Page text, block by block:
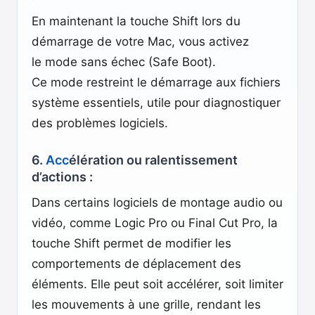
En maintenant la touche Shift lors du
démarrage de votre Mac, vous activez
le mode sans échec (Safe Boot).
Ce mode restreint le démarrage aux fichiers
système essentiels, utile pour diagnostiquer
des problèmes logiciels.
6. Accélération ou ralentissement
d’actions :
Dans certains logiciels de montage audio ou
vidéo, comme Logic Pro ou Final Cut Pro, la
touche Shift permet de modifier les
comportements de déplacement des
éléments. Elle peut soit accélérer, soit limiter
les mouvements à une grille, rendant les